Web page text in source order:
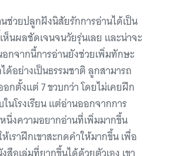
ช่วยปลูกฝังนิสัยรักการอ่านได้เป็น
นผลชัดเจนจนวัยรุ่นเลย และน่าจะ
กจากนี้การอ่านยังช่วยเพิ่มทักษะ
ด้อย่างเป็นธรรมชาติ ลูกสามารถ
กตั้งแต่ 7 ขวบกว่า โดยไม่เคยฝึก
นโรงเรียน แต่อ่านออกจากการ
นึ่งความอยากอ่านที่เพิ่มมากขึ้น
ห้เราฝึกเขาสะกดคำให้มากขึ้น เพื่อ